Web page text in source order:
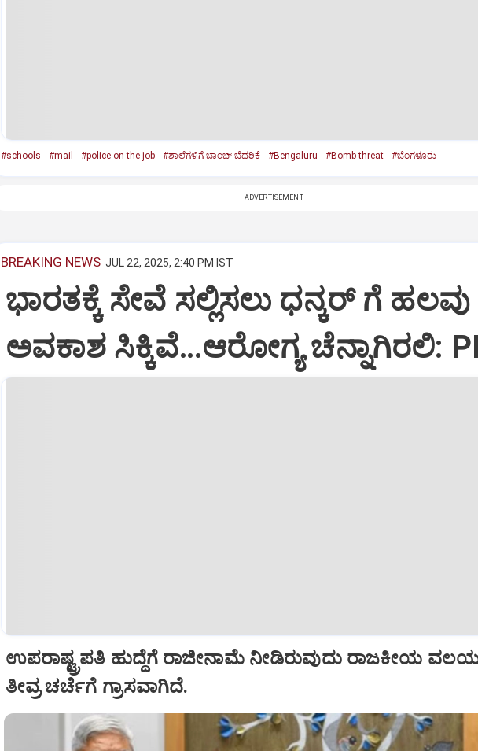
#schools #mail #police on the job #ಶಾಲೆಗಳಿಗೆ ಬಾಂಬ್ ಬೆದರಿಕೆ #Bengaluru #Bomb threat #ಬೆಂಗಳೂರು
ADVERTISEMENT
BREAKING NEWS JUL 22, 2025, 2:40 PM IST
ಭಾರತಕ್ಕೆ ಸೇವೆ ಸಲ್ಲಿಸಲು ಧನ್ಕರ್‌ ಗೆ ಹಲವು
ಅವಕಾಶ ಸಿಕ್ಕಿವೆ…ಆರೋಗ್ಯ ಚೆನ್ನಾಗಿರಲಿ:
ಉಪರಾಷ್ಟ್ರಪತಿ ಹುದ್ದೆಗೆ ರಾಜೀನಾಮೆ ನೀಡಿರುವುದು ರಾಜಕೀಯ
ತೀವ್ರ ಚರ್ಚೆಗೆ ಗ್ರಾಸವಾಗಿದೆ.